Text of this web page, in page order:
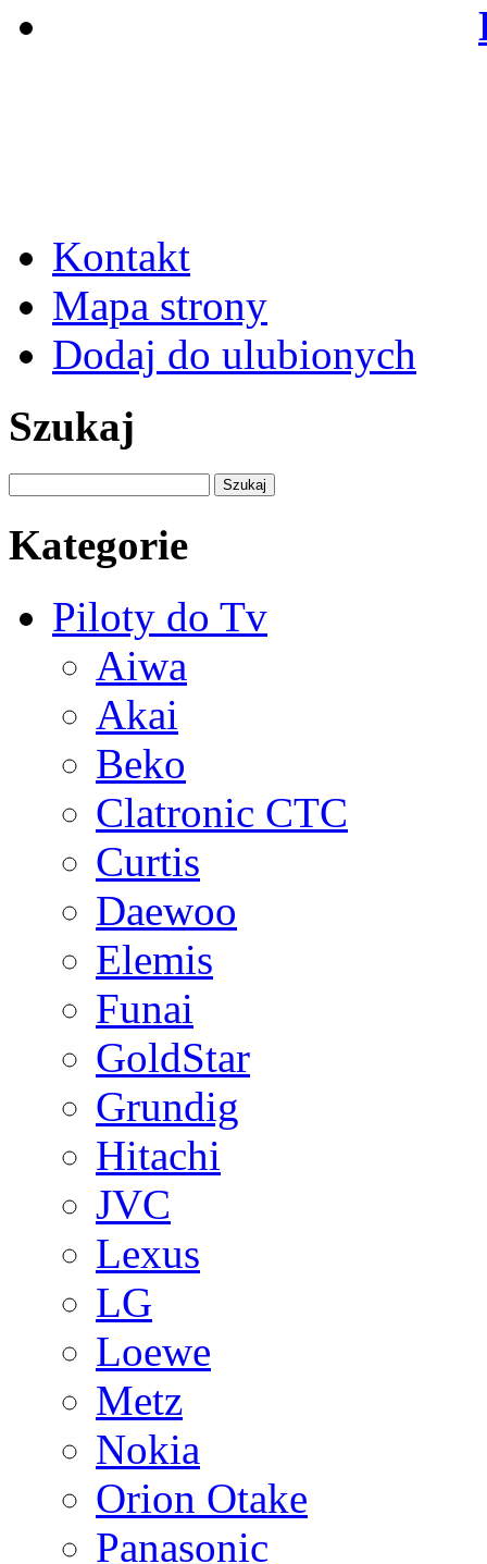
Kontakt
Mapa strony
Dodaj do ulubionych
Szukaj
Kategorie
Piloty do Tv
Aiwa
Akai
Beko
Clatronic CTC
Curtis
Daewoo
Elemis
Funai
GoldStar
Grundig
Hitachi
JVC
Lexus
LG
Loewe
Metz
Nokia
Orion Otake
Panasonic